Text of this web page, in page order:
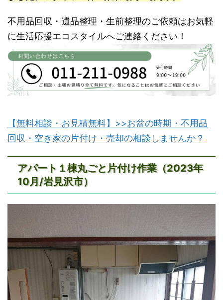
不用品回収・遺品整理・生前整理のご依頼はお気軽
に生活応援エコスタイルへご連絡ください！
【無料相談・お見積無料】>>お盆の時期・不用品
回収・空き家の片付け・売却の相談しませんか？
アパート１棟丸ごと片付け作業（2023年
10月/岩見沢市）